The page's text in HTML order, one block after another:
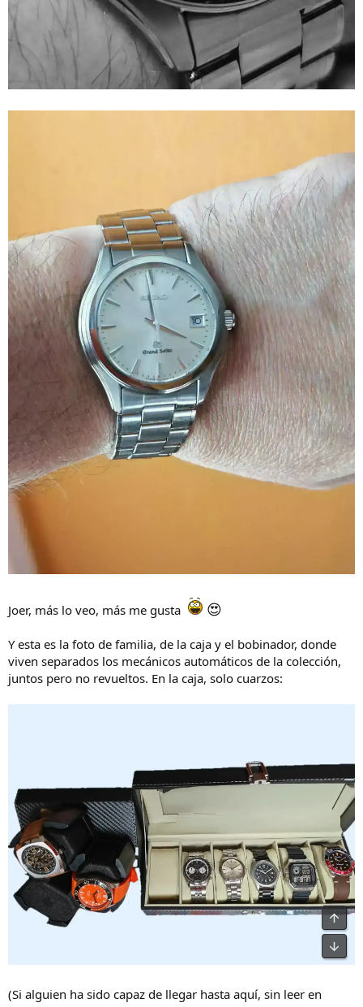
Joer, más lo veo, más me gusta 😍
Y esta es la foto de familia, de la caja y el bobinador, donde
viven separados los mecánicos automáticos de la colección,
juntos pero no revueltos. En la caja, solo cuarzos:
(Si alguien ha sido capaz de llegar hasta aquí, sin leer en